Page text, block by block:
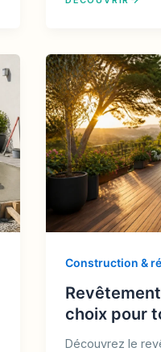
Construction &
choix pour
Découvrez le